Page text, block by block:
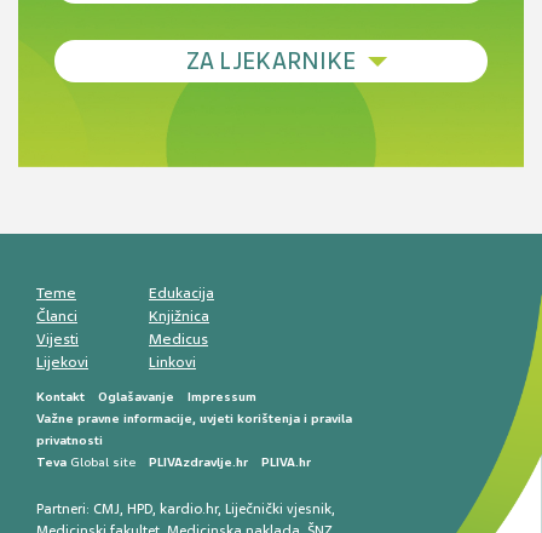
Debljina - od prevencije do personalizirane
Novi pogled na migrenu: komorbiditeti, spolne
razlike i nove terapije
smetnji do rane onkološke dijagnostike
ZA LJEKARNIKE
Antikoagulansi u ljekarničkoj praksi –
Teme
Članci
Vijesti
Lijekovi
Edukacija
Knjižnica
Medicus
Linkovi
Kontakt Oglašavanje
Impressum
Važne pravne informacije, uvjeti korištenja i pravila
privatnosti
Teva Global site PLIVAzdravlje.hr PLIVA.hr
Partneri: CMJ, HPD, kardio.hr, Liječnički vjesnik,